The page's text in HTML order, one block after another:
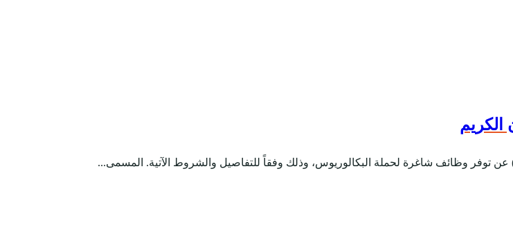
توفر وظائف شاغرة لحملة البكالوريوس، وذلك وفقاً للتفاصيل والشروط الآتية. المسمى...